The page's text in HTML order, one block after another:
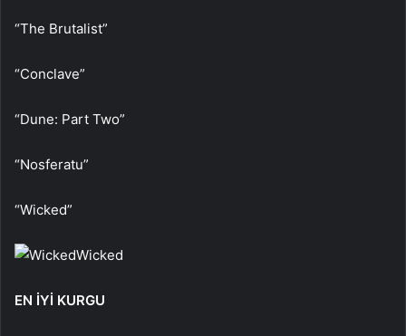
“The Brutalist”
“Conclave”
“Dune: Part Two”
“Nosferatu”
“Wicked”
Wicked
EN İYİ KURGU